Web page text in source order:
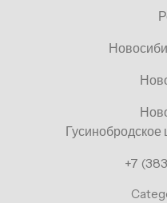
Гусинобродское
+7